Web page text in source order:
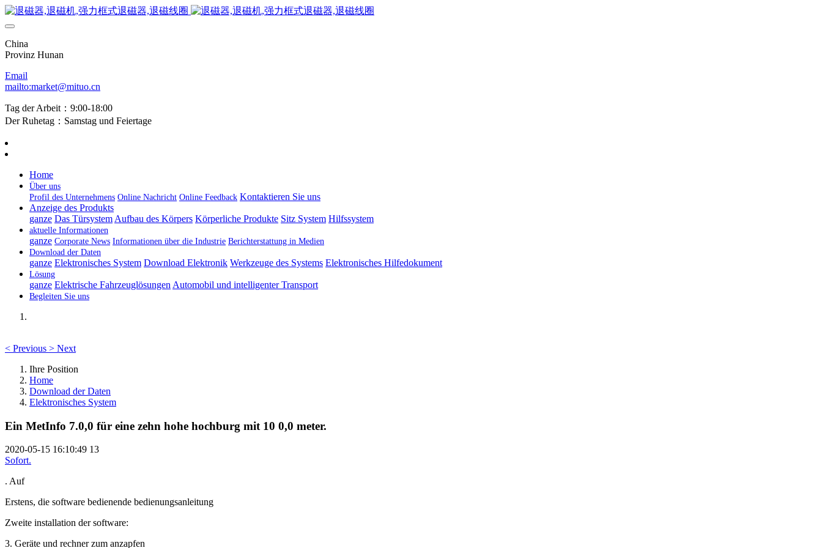
China
Provinz Hunan
Email
mailto:market@mituo.cn
Tag der Arbeit：9:00-18:00
Der Ruhetag：Samstag und Feiertage
Home
Über uns
Profil des Unternehmens Online Nachricht Online Feedback Kontaktieren Sie uns
Anzeige des Produkts
ganze Das Türsystem Aufbau des Körpers Körperliche Produkte Sitz System Hilfssystem
aktuelle Informationen
ganze Corporate News Informationen über die Industrie Berichterstattung in Medien
Download der Daten
ganze Elektronisches System Download Elektronik Werkzeuge des Systems Elektronisches Hilfedokument
Lösung
ganze Elektrische Fahrzeuglösungen Automobil und intelligenter Transport
Begleiten Sie uns
< Previous > Next
Ihre Position
Home
Download der Daten
Elektronisches System
Ein MetInfo 7.0,0 für eine zehn hohe hochburg mit 10 0,0 meter.
2020-05-15 16:10:49 13
Sofort.
. Auf
Erstens, die software bedienende bedienungsanleitung
Zweite installation der software:
3. Geräte und rechner zum anzapfen